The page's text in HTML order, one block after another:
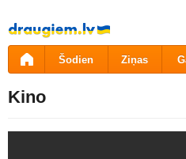
Pāriet
uz
saturu
Šodien Ziņas
Kino